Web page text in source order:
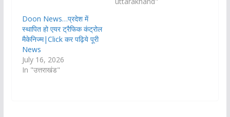
Doon News…प्रदेश में
स्थापित हो एयर ट्रैफिक कंट्रोल
मैकेनिज्म|Click कर पढ़िये पूरी
News
July 16, 2026
In "उत्तराखंड"